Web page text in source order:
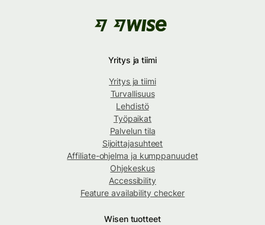
Yritys ja tiimi
Yritys ja tiimi
Turvallisuus
Lehdistö
Työpaikat
Palvelun tila
Sijoittajasuhteet
Affiliate-ohjelma ja kumppanuudet
Ohjekeskus
Accessibility
Feature availability checker
Wisen tuotteet